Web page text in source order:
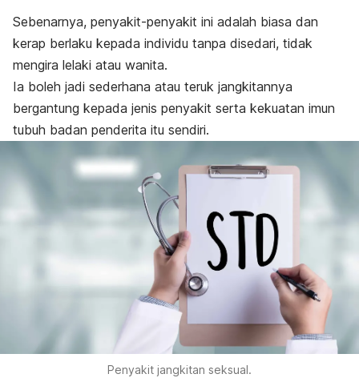
Sebenarnya, penyakit-penyakit ini adalah biasa dan
kerap berlaku kepada individu tanpa disedari, tidak
mengira lelaki atau wanita.
Ia boleh jadi sederhana atau teruk jangkitannya
bergantung kepada jenis penyakit serta kekuatan imun
tubuh badan penderita itu sendiri.
Penyakit jangkitan seksual.